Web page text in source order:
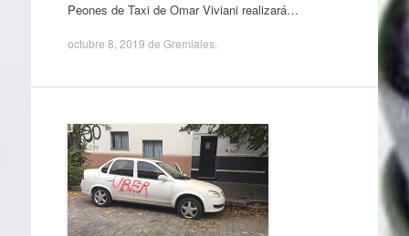
Peones de Taxi de Omar Viviani realizará…
octubre 8, 2019 de Gremiales.